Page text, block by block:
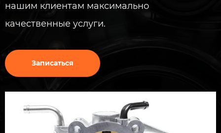
нашим клиентам максимально
качественные услуги.
Записаться